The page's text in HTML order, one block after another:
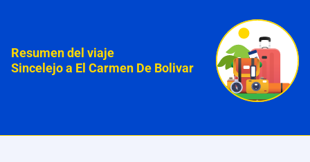
Resumen del viaje
Sincelejo a El Carmen De Bolivar